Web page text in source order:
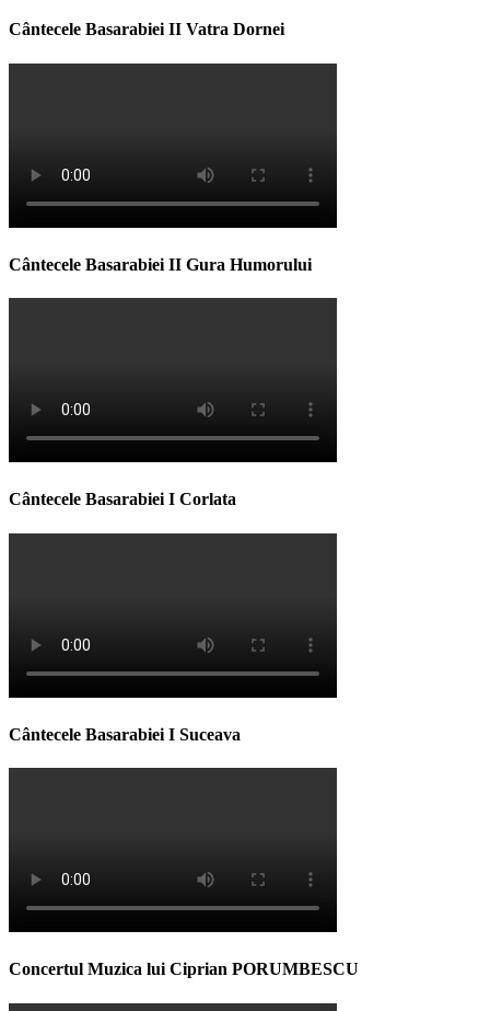
Cântecele Basarabiei II Vatra Dornei
Cântecele Basarabiei II Gura Humorului
Cântecele Basarabiei I Corlata
Cântecele Basarabiei I Suceava
Concertul Muzica lui Ciprian PORUMBESCU